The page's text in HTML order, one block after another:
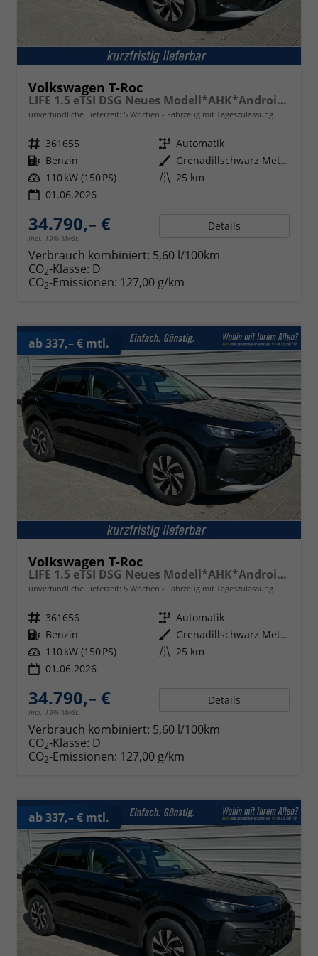
Volkswagen T-Roc
LIFE 1.5 eTSI DSG Neues Modell*AHK*Android Auto*SHZ*ACC*Kamera*5J Garantie*Klimaauto*
unverbindliche Lieferzeit: 5 Wochen Fahrzeug mit Tageszulassung
Fahrzeugnr. 361655 Getriebe Automatik
Kraftstoff Benzin Außenfarbe
Grenadillschwarz Metallic
Leistung 110 kW (150 PS) Kilometerstand 25 km
01.06.2026
34.790,– €
incl. 19% MwSt.
Details
Verbrauch kombiniert: 5,60 l/100km
CO2-Klasse: D
CO2-Emissionen: 127,00 g/km
ab 337,– € mtl.
Volkswagen T-Roc
LIFE 1.5 eTSI DSG Neues Modell*AHK*Android Auto*SHZ*ACC*Kamera*5J Garantie*Klimaauto*
unverbindliche Lieferzeit: 5 Wochen Fahrzeug mit Tageszulassung
Fahrzeugnr. 361656 Getriebe Automatik
Kraftstoff Benzin Außenfarbe
Grenadillschwarz Metallic
Leistung 110 kW (150 PS) Kilometerstand 25 km
01.06.2026
34.790,– €
incl. 19% MwSt.
Details
Verbrauch kombiniert: 5,60 l/100km
CO2-Klasse: D
CO2-Emissionen: 127,00 g/km
ab 337,– € mtl.